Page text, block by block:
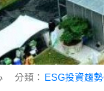
分類： ESG投資趨勢